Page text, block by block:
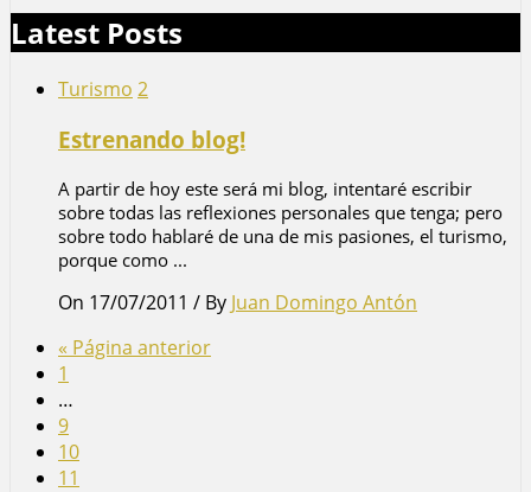
Latest Posts
Turismo 2
Estrenando blog!
A partir de hoy este será mi blog, intentaré escribir
sobre todas las reflexiones personales que tenga; pero
sobre todo hablaré de una de mis pasiones, el turismo,
porque como ...
On 17/07/2011 / By Juan Domingo Antón
« Página anterior
1
…
9
10
11